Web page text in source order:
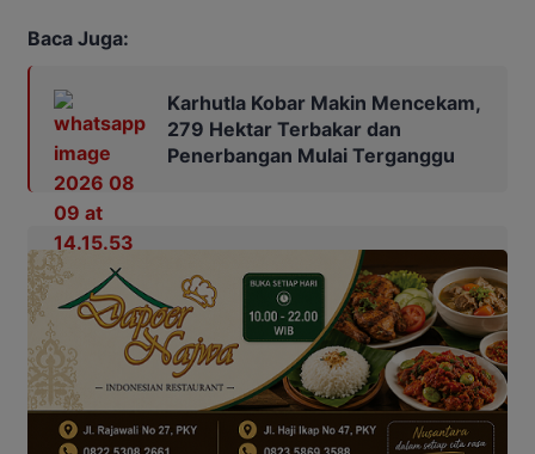
Baca Juga:
Karhutla Kobar Makin Mencekam,
279 Hektar Terbakar dan
Penerbangan Mulai Terganggu